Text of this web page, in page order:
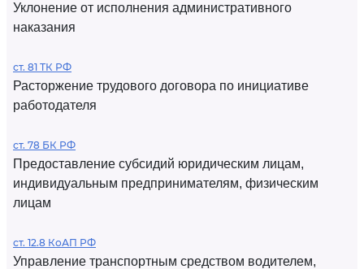
Уклонение от исполнения административного
наказания
ст. 81 ТК РФ
Расторжение трудового договора по инициативе
работодателя
ст. 78 БК РФ
Предоставление субсидий юридическим лицам,
индивидуальным предпринимателям, физическим
лицам
ст. 12.8 КоАП РФ
Управление транспортным средством водителем,